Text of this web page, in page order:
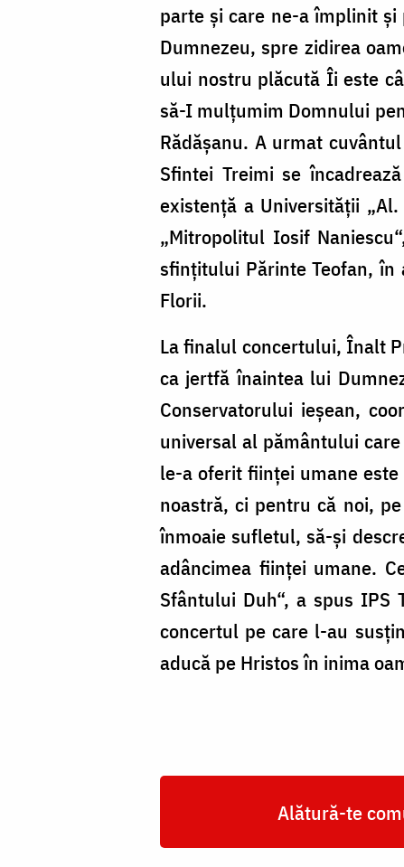
parte și care ne-a împlinit
Dumnezeu, spre zi­d­irea
ului nostru plăcută Îi este
să-I mulțumim Domnului
Rădășanu. A urmat
Sfintei Treimi se
existență a Universității
„Mitropolitul Iosif
sfințitului Părinte Teo­fan,
Florii.
La finalul concertului, Î­nalt
ca jertfă înaintea lui
Con­servatorului ieșean,
universal al pământului
le-a oferit ființei umane
noastră, ci pentru că noi,
înmoaie sufletul, să-și
adâncimea ființei umane.
Sfân­tu­lui Duh“, a spus
concertul pe care l-au
aducă pe Hristos în ini­ma
Alătură-te